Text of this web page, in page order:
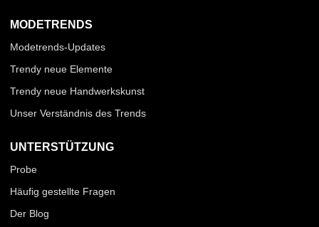
MODETRENDS
Modetrends-Updates
Trendy neue Elemente
Trendy neue Handwerkskunst
Unser Verständnis des Trends
UNTERSTÜTZUNG
Probe
Häufig gestellte Fragen
Der Blog